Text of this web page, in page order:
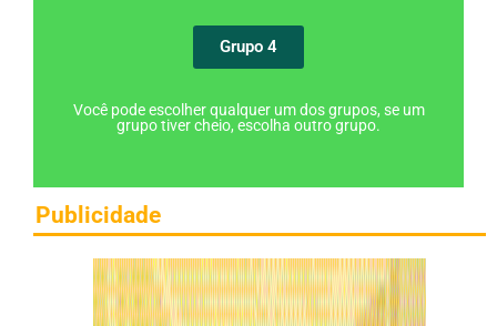
Grupo 4
Você pode escolher qualquer um dos grupos, se um
grupo tiver cheio, escolha outro grupo.
Publicidade